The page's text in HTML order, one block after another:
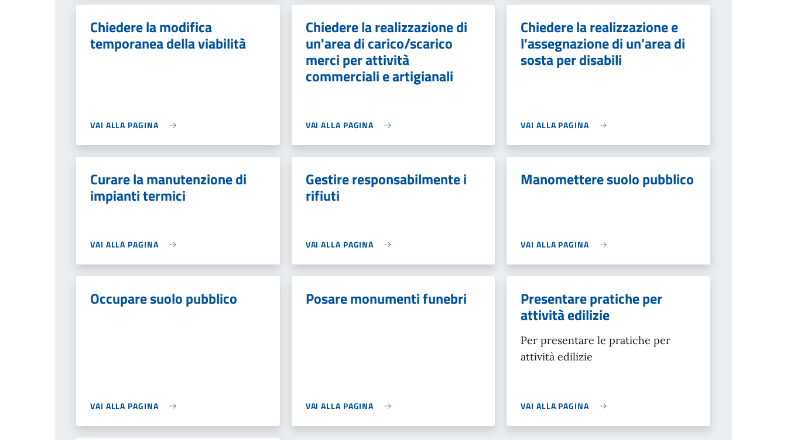
Chiedere la modifica
temporanea della viabilità
VAI ALLA PAGINA
Chiedere la realizzazione di
un'area di carico/scarico
merci per attività
commerciali e artigianali
VAI ALLA PAGINA
Chiedere la realizzazione e
l'assegnazione di un'area di
sosta per disabili
VAI ALLA PAGINA
Curare la manutenzione di
impianti termici
VAI ALLA PAGINA
Gestire responsabilmente i
rifiuti
VAI ALLA PAGINA
Manomettere suolo pubblico
VAI ALLA PAGINA
Occupare suolo pubblico
VAI ALLA PAGINA
Posare monumenti funebri
VAI ALLA PAGINA
Presentare pratiche per
attività edilizie
Per presentare le pratiche per
attività edilizie
VAI ALLA PAGINA